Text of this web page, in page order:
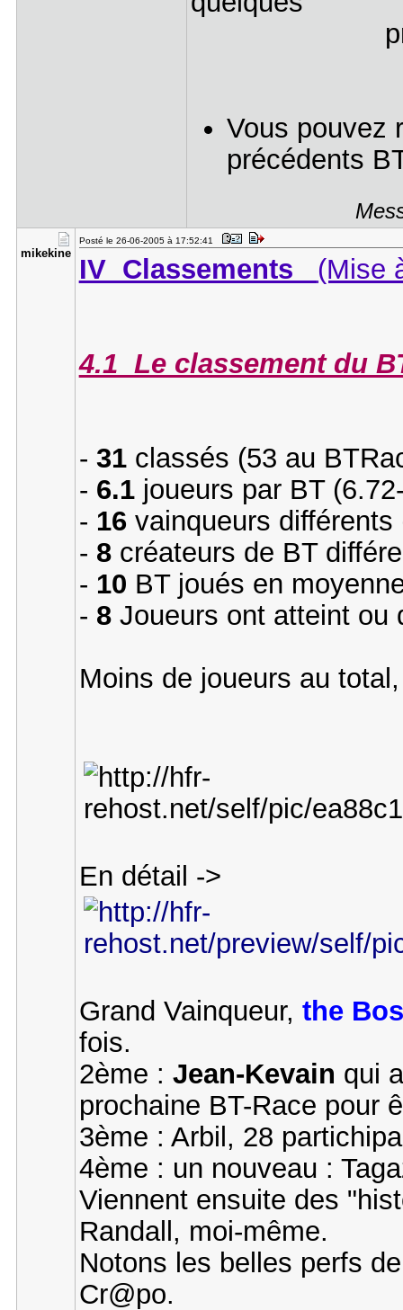
Vous pouvez
précédents
mikekine
Posté le 26-06-2005 à 17:52:41
IV Classements (Mise
4.1 Le classement du
- 31classés (53 au
- 6.1joueurs par BT
- 16vainqueurs différents
- 8créateurs de BT
- 10 BT joués en
- 8Joueurs ont atteint ou
Moins de joueurs au
En détail ->
Grand Vainqueur, the
fois.
2ème : Jean-Kevain qui
prochaine BT-Race pour
3ème : Arbil, 28
4ème : un nouveau :
Viennent ensuite des
Randall, moi-même.
Notons les belles perfs
Cr@po.